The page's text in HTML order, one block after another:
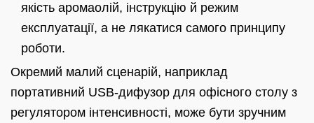
якість аромаолій, інструкцію й режим
експлуатації, а не лякатися самого принципу
роботи.
Окремий малий сценарій, наприклад
портативний USB-дифузор для офісного столу з
регулятором інтенсивності, може бути зручним